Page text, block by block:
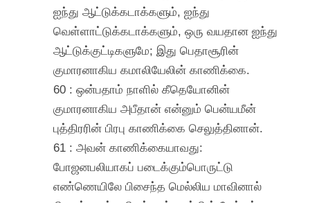
ஐந்து ஆட்டுக்கடாக்களும், ஐந்து
வெள்ளாட்டுக்கடாக்களும், ஒரு வயதான ஐந்து
ஆட்டுக்குட்டிகளுமே; இது பெதாசூரின்
குமாரனாகிய கமாலியேலின் காணிக்கை.
60 : ஒன்பதாம் நாளில் கீதெயோனின்
குமாரனாகிய அபீதான் என்னும் பென்யமீன்
புத்திரரின் பிரபு காணிக்கை செலுத்தினான்.
61 : அவன் காணிக்கையாவது:
போஜனபலியாகப் படைக்கும்பொருட்டு
எண்ணெயிலே பிசைந்த மெல்லிய மாவினால்